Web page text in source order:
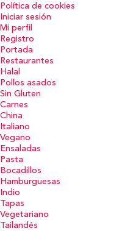
Política de cookies
Iniciar sesión
Mi perfil
Registro
Portada
Restaurantes
Halal
Pollos asados
Sin Gluten
Carnes
China
Italiano
Vegano
Ensaladas
Pasta
Bocadillos
Hamburguesas
Indio
Tapas
Vegetariano
Tailandés